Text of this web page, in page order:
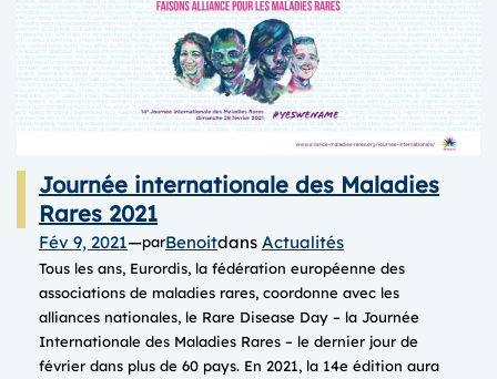
elles
courent
pour
nous
Journée internationale des Maladies
Rares 2021
Fév 9, 2021—parBenoitdans Actualités
Tous les ans, Eurordis, la fédération européenne des
associations de maladies rares, coordonne avec les
alliances nationales, le Rare Disease Day – la Journée
Internationale des Maladies Rares – le dernier jour de
février dans plus de 60 pays. En 2021, la 14e édition aura